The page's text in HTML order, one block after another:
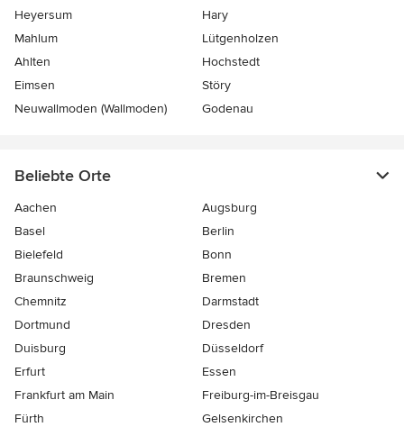
Heyersum
Hary
Mahlum
Lütgenholzen
Ahlten
Hochstedt
Eimsen
Störy
Neuwallmoden (Wallmoden)
Godenau
Beliebte Orte
Aachen
Augsburg
Basel
Berlin
Bielefeld
Bonn
Braunschweig
Bremen
Chemnitz
Darmstadt
Dortmund
Dresden
Duisburg
Düsseldorf
Erfurt
Essen
Frankfurt am Main
Freiburg-im-Breisgau
Fürth
Gelsenkirchen